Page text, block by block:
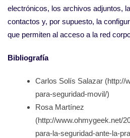
electrónicos, los archivos adjuntos,
contactos y, por supuesto, la
que permiten al acceso a la red
Bibliografía
Carlos Solís Salazar (http://
para-seguridad-movil/)
Rosa Martínez
(http://www.ohmygeek.net/
para-la-seguridad-ante-la-